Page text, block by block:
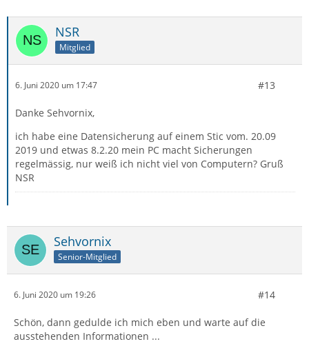
NSR
Mitglied
6. Juni 2020 um 17:47 #13
Danke Sehvornix,
ich habe eine Datensicherung auf einem Stic vom. 20.09
2019 und etwas 8.2.20 mein PC macht Sicherungen
regelmässig, nur weiß ich nicht viel von Computern? Gruß
NSR
Sehvornix
Senior-Mitglied
6. Juni 2020 um 19:26 #14
Schön, dann gedulde ich mich eben und warte auf die
ausstehenden Informationen ...